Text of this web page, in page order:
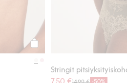
Osta
Stringit
7,50 €14,99 € -50%